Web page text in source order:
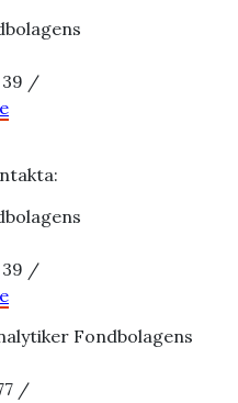
39 /
39 /
Fondbolagens
/